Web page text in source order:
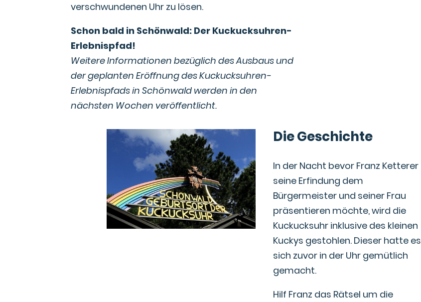
verschwundenen Uhr zu lösen.
Schon bald in Schönwald: Der Kuckucksuhren-
Erlebnispfad!
Weitere Informationen bezüglich des Ausbaus und
der geplanten Eröffnung des Kuckucksuhren-
Erlebnispfads in Schönwald werden in den
nächsten Wochen veröffentlicht.
Die Geschichte
In der Nacht bevor Franz Ketterer
seine Erfindung dem
Bürgermeister und seiner Frau
präsentieren möchte, wird die
Kuckucksuhr inklusive des kleinen
Kuckys gestohlen. Dieser hatte es
sich zuvor in der Uhr gemütlich
gemacht.
Hilf Franz das Rätsel um die